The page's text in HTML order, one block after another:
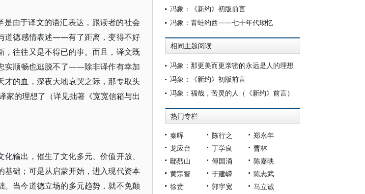
由于译文的语汇表达，跟读者的社会
道德感情表述——有了距离，变得不好
往往又是不得已的事。而且，译文既
实顺畅也逃脱不了——除非译作有幸加
才的血，深夜大地哀哭之际，那专取头
家的理想了（详见拙著《宽宽信箱与出
输出，催生了文化多元、价值开放、
础；可是从启蒙开始，进入现代资本
。当今道德立场的多元趋势，就不免颠
冯象：《新约》初版前言
冯象：青蛙约西——七十年代琐忆
相同主题阅读
冯象：那更美而更亲密的永远是人的理想
冯象：《新约》初版前言
冯象：福哉，苦灵的人（《新约》前言）
热门专栏
秦晖 陈行之
郑永年
龙应台
丁学良
曹林
鄢烈山
傅国涌
陈嘉映
黄宗智
于建嵘
陈志武
徐贲
郭宇宽
马立诚